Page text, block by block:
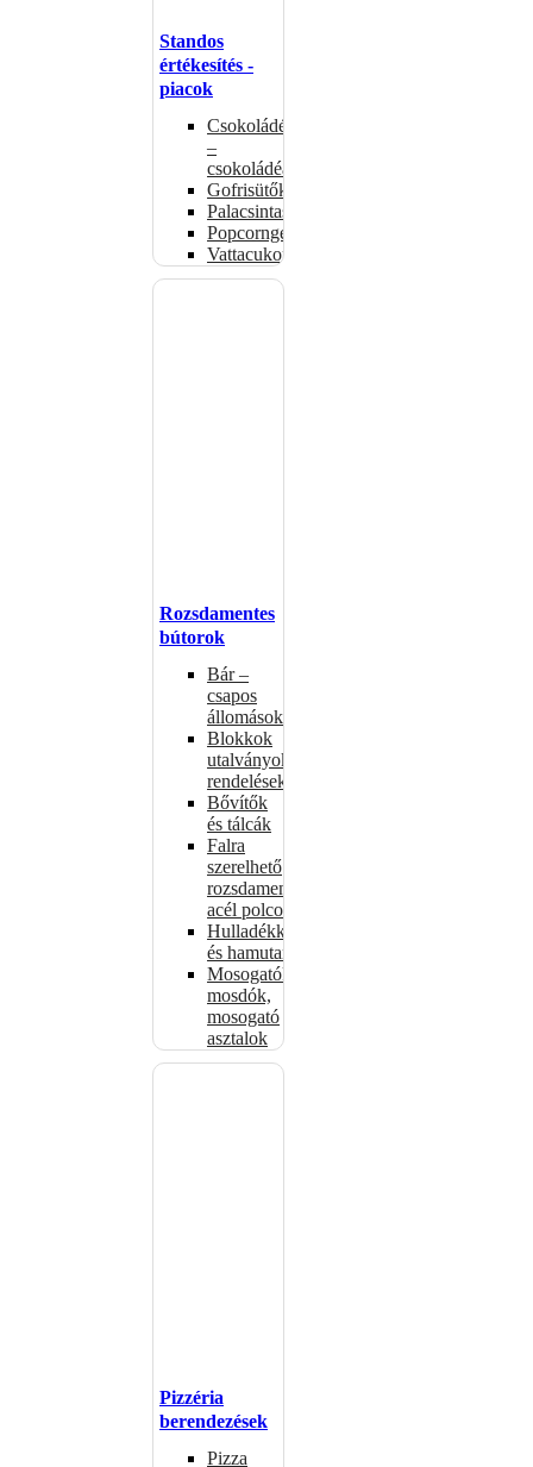
Standos
értékesítés -
piacok
Csokoládémelegítők
–
csokoládéadagolók
Gofrisütők
Palacsintasütők
Popcorngépek
Vattacukorgép
Rozsdamentes
bútorok
Bár –
csapos
állomások
Blokkok
utalványokhoz,
rendelésekhez
Bővítők
és tálcák
Falra
szerelhető
rozsdamentes
acél polcok
Hulladékkosarak
és hamutartók
Mosogatók,
mosdók,
mosogató
asztalok
Pizzéria
berendezések
Pizza